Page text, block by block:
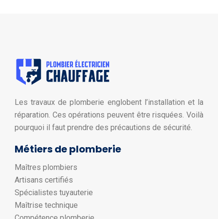
Les travaux de plomberie englobent l’installation et la
réparation. Ces opérations peuvent être risquées. Voilà
pourquoi il faut prendre des précautions de sécurité.
Métiers de plomberie
Maîtres plombiers
Artisans certifiés
Spécialistes tuyauterie
Maîtrise technique